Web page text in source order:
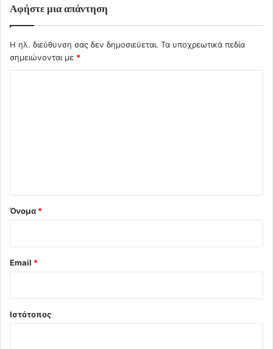
Αφήστε μια απάντηση
Η ηλ. διεύθυνση σας δεν δημοσιεύεται. Τα υποχρεωτικά πεδία
σημειώνονται με *
Όνομα *
Email *
Ιστότοπος